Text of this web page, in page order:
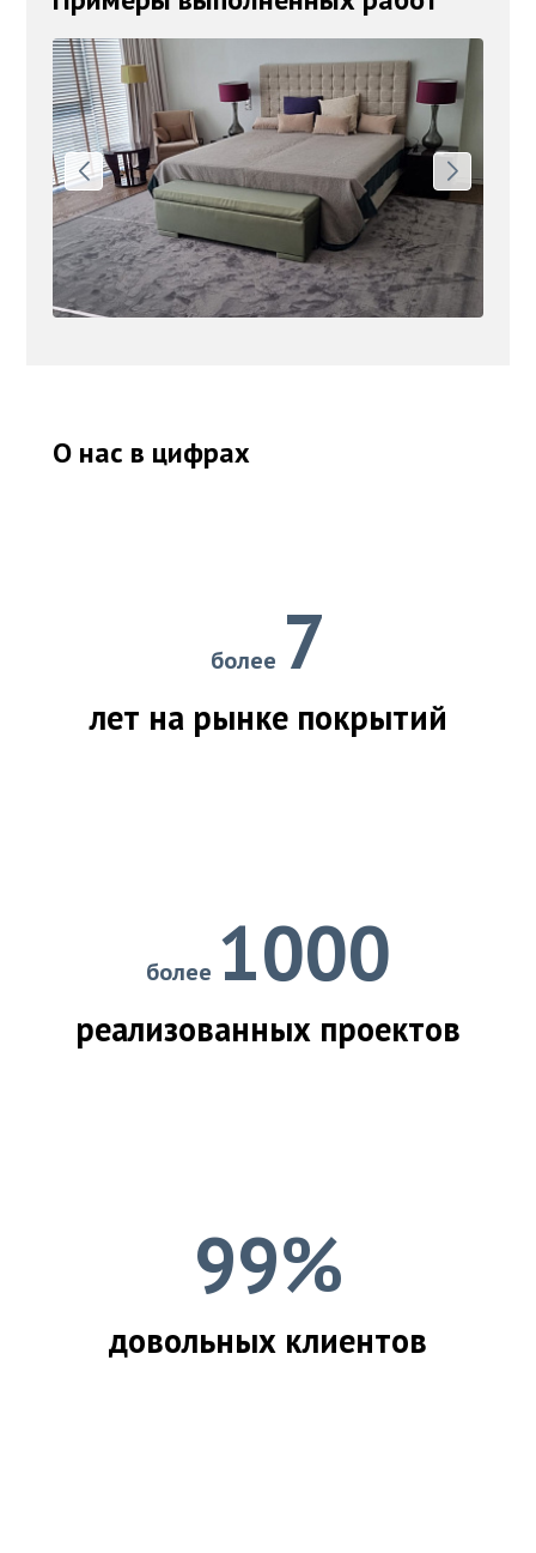
О нас в цифрах
более 7
лет на рынке покрытий
более 1000
реализованных проектов
99%
довольных клиентов